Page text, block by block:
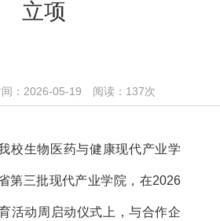
立项
2026-05-19 阅读： 137次
校生物医药与健康现代产业学
第三批现代产业学院，在2026
活动周启动仪式上，与合作企